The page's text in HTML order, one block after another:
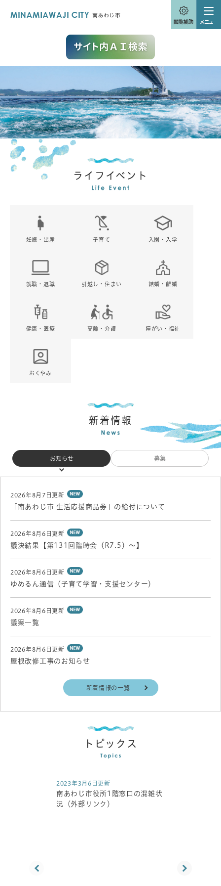
ライフイベント
妊娠・出産 子育て 入園・入学
就職・退職 引越し・住まい 結婚・離婚
健康・医療 高齢・介護 障がい・福祉
おくやみ
新着情報
お知らせ 募集
着
情
報
2026年8月7日更新
「南あわじ市 生活応援商品券」の給付について
2026年8月6日更新
議決結果【第131回臨時会（R7.5）～】
2026年8月6日更新
ゆめるん通信（子育て学習・支援センター）
2026年8月6日更新
議案一覧
2026年8月6日更新
屋根改修工事のお知らせ
新着情報の一覧
トピックス
2023年3月6日更新
南あわじ市役所1階窓口の混雑状
況（外部リンク）